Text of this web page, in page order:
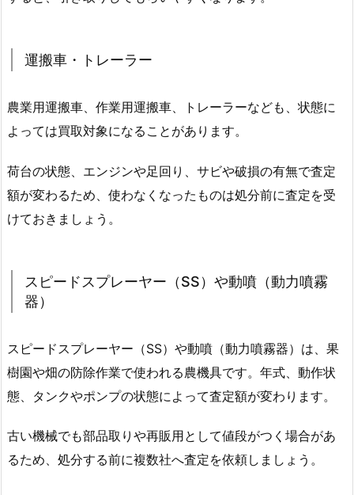
運搬車・トレーラー
農業用運搬車、作業用運搬車、トレーラーなども、状態に
よっては買取対象になることがあります。
荷台の状態、エンジンや足回り、サビや破損の有無で査定
額が変わるため、使わなくなったものは処分前に査定を受
けておきましょう。
スピードスプレーヤー（SS）や動噴（動力噴霧
器）
スピードスプレーヤー（SS）や動噴（動力噴霧器）は、果
樹園や畑の防除作業で使われる農機具です。年式、動作状
態、タンクやポンプの状態によって査定額が変わります。
古い機械でも部品取りや再販用として値段がつく場合があ
るため、処分する前に複数社へ査定を依頼しましょう。